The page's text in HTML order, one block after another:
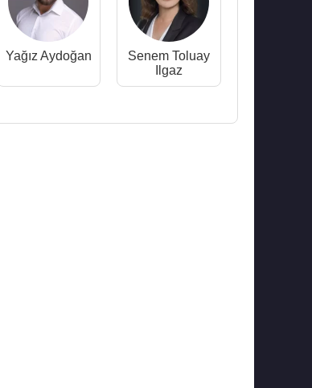
Yağız Aydoğan
Senem Toluay
Ilgaz